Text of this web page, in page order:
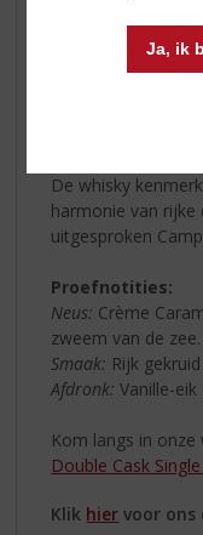
Ja, ik
whiskyhoofdstad
Campbeltown
De whisky
harmonie van rijke
uitgesproken
Proefnotities:
Neus: Crème
zweem van de zee.
Smaak: Rijk
Afdronk: Vanille-
Kom langs in onze
Double Cask
Klik hier voor ons